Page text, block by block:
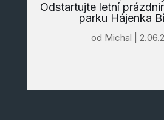
Odstartujte letní
parku Hájenka
od Michal |